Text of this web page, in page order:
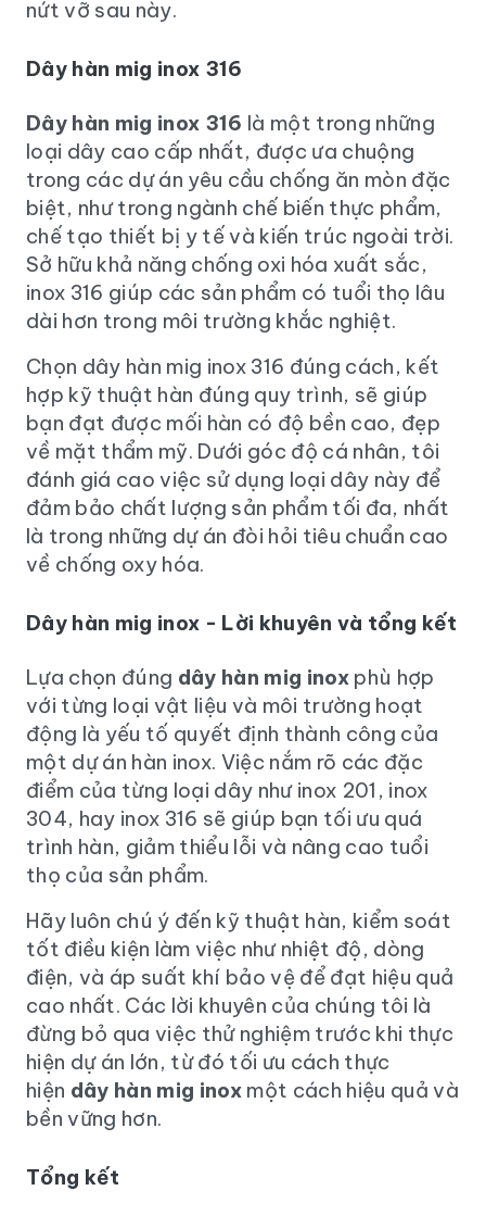
nứt vỡ sau này.
Dây hàn mig inox 316
Dây hàn mig inox 316 là một trong những
loại dây cao cấp nhất, được ưa chuộng
trong các dự án yêu cầu chống ăn mòn đặc
biệt, như trong ngành chế biến thực phẩm,
chế tạo thiết bị y tế và kiến trúc ngoài trời.
Sở hữu khả năng chống oxi hóa xuất sắc,
inox 316 giúp các sản phẩm có tuổi thọ lâu
dài hơn trong môi trường khắc nghiệt.
Chọn dây hàn mig inox 316 đúng cách, kết
hợp kỹ thuật hàn đúng quy trình, sẽ giúp
bạn đạt được mối hàn có độ bền cao, đẹp
về mặt thẩm mỹ. Dưới góc độ cá nhân, tôi
đánh giá cao việc sử dụng loại dây này để
đảm bảo chất lượng sản phẩm tối đa, nhất
là trong những dự án đòi hỏi tiêu chuẩn cao
về chống oxy hóa.
Dây hàn mig inox - Lời khuyên và tổng kết
Lựa chọn đúng dây hàn mig inox phù hợp
với từng loại vật liệu và môi trường hoạt
động là yếu tố quyết định thành công của
một dự án hàn inox. Việc nắm rõ các đặc
điểm của từng loại dây như inox 201, inox
304, hay inox 316 sẽ giúp bạn tối ưu quá
trình hàn, giảm thiểu lỗi và nâng cao tuổi
thọ của sản phẩm.
Hãy luôn chú ý đến kỹ thuật hàn, kiểm soát
tốt điều kiện làm việc như nhiệt độ, dòng
điện, và áp suất khí bảo vệ để đạt hiệu quả
cao nhất. Các lời khuyên của chúng tôi là
đừng bỏ qua việc thử nghiệm trước khi thực
hiện dự án lớn, từ đó tối ưu cách thực
hiện dây hàn mig inox một cách hiệu quả và
bền vững hơn.
Tổng kết